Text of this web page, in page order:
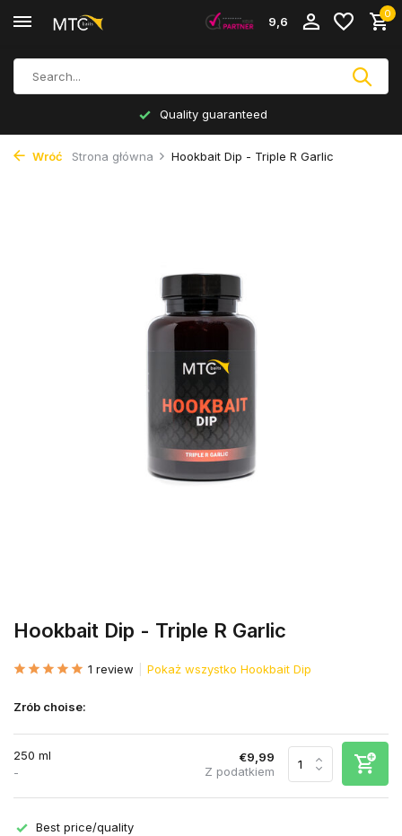
9,6
0
Quality guaranteed
Wróć Strona główna Hookbait Dip - Triple R Garlic
Hookbait Dip - Triple R Garlic
1 review Pokaż wszystko Hookbait Dip
Zrób choise:
250 ml
-
€9,99
Z podatkiem
Best price/quality